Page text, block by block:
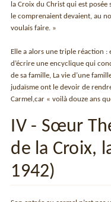
la Croix du Christ qui est
le comprenaient devaient, au
voulais faire. »
Elle a alors une triple réaction
d’écrire une encyclique qui
de sa famille, La vie d’une
judaïsme ont le devoir de
Carmel,car « voilà douze ans
IV - Sœur
de la Croix,
1942)